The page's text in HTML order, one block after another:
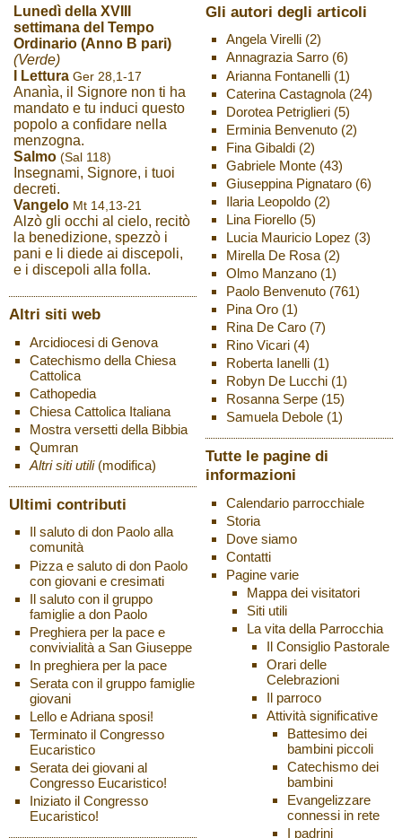
Lunedì della XVIII
settimana del Tempo
Ordinario (Anno B pari)
(Verde)
I Lettura Ger 28,1-17
Ananìa, il Signore non ti ha
mandato e tu induci questo
popolo a confidare nella
menzogna.
Salmo (Sal 118)
Insegnami, Signore, i tuoi
decreti.
Vangelo Mt 14,13-21
Alzò gli occhi al cielo, recitò
la benedizione, spezzò i
pani e li diede ai discepoli,
e i discepoli alla folla.
Altri siti web
Arcidiocesi di Genova
Catechismo della Chiesa
Cattolica
Cathopedia
Chiesa Cattolica Italiana
Mostra versetti della Bibbia
Qumran
Altri siti utili (modifica)
Ultimi contributi
Il saluto di don Paolo alla
comunità
Pizza e saluto di don Paolo
con giovani e cresimati
Il saluto con il gruppo
famiglie a don Paolo
Preghiera per la pace e
convivialità a San Giuseppe
In preghiera per la pace
Serata con il gruppo famiglie
giovani
Lello e Adriana sposi!
Terminato il Congresso
Eucaristico
Serata dei giovani al
Congresso Eucaristico!
Iniziato il Congresso
Eucaristico!
Gli autori degli articoli
Angela Virelli(2)
Annagrazia Sarro(6)
Arianna Fontanelli(1)
Caterina Castagnola(24)
Dorotea Petriglieri(5)
Erminia Benvenuto(2)
Fina Gibaldi(2)
Gabriele Monte(43)
Giuseppina Pignataro(6)
Ilaria Leopoldo(2)
Lina Fiorello(5)
Lucia Mauricio Lopez (3)
Mirella De Rosa(2)
Olmo Manzano(1)
Paolo Benvenuto(761)
Pina Oro(1)
Rina De Caro(7)
Rino Vicari(4)
Roberta Ianelli(1)
Robyn De Lucchi(1)
Rosanna Serpe(15)
Samuela Debole(1)
Tutte le pagine di
informazioni
Calendario parrocchiale
Storia
Dove siamo
Contatti
Pagine varie
Mappa dei visitatori
Siti utili
La vita della Parrocchia
Il Consiglio Pastorale
Orari delle
Celebrazioni
Il parroco
Attività significative
Battesimo dei
bambini piccoli
Catechismo dei
bambini
Evangelizzare
connessi in rete
I padrini